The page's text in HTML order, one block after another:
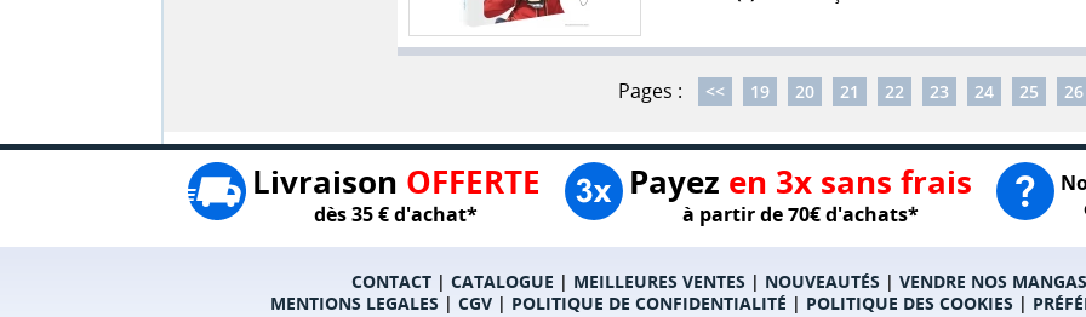
Pages : << 19 20 21 22 23 24 25 26
Livraison OFFERTE
dès 35 € d'achat*
Payez en 3x sans frais
à partir de 70€ d'achats*
CONTACT| CATALOGUE | MEILLEURES VENTES | NOUVEAUTÉS | VENDRE NOS MANGAS
MENTIONS LEGALES | CGV| POLITIQUE DE CONFIDENTIALITÉ | POLITIQUE DES COOKIES |